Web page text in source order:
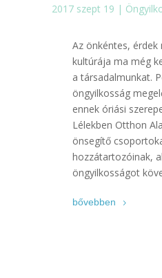
2017 szept 19 |
Az önkéntes, érdek
kultúrája ma még
a társadalmunkat.
öngyilkosság
ennek óriási
Lélekben Otthon
önsegítő
hozzátartozóinak,
öngyilkosságot
bővebben